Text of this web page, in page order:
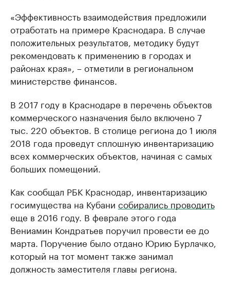
«Эффективность взаимодействия предложили
отработать на примере Краснодара. В случае
положительных результатов, методику будут
рекомендовать к применению в городах и
районах края», – отметили в региональном
министерстве финансов.
В 2017 году в Краснодаре в перечень объектов
коммерческого назначения было включено 7
тыс. 220 объектов. В столице региона до 1 июля
2018 года проведут сплошную инвентаризацию
всех коммерческих объектов, начиная с самых
больших помещений.
Как сообщал РБК Краснодар, инвентаризацию
госимущества на Кубани собирались проводить
еще в 2016 году. В феврале этого года
Вениамин Кондратьев поручил провести ее до
марта. Поручение было отдано Юрию Бурлачко,
который на тот момент также занимал
должность заместителя главы региона.